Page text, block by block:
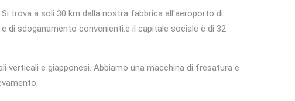
trova a soli 30 km dalla nostra fabbrica all'aeroporto di
di sdoganamento convenienti.e il capitale sociale è di 32
verticali e giapponesi. Abbiamo una macchina di fresatura e